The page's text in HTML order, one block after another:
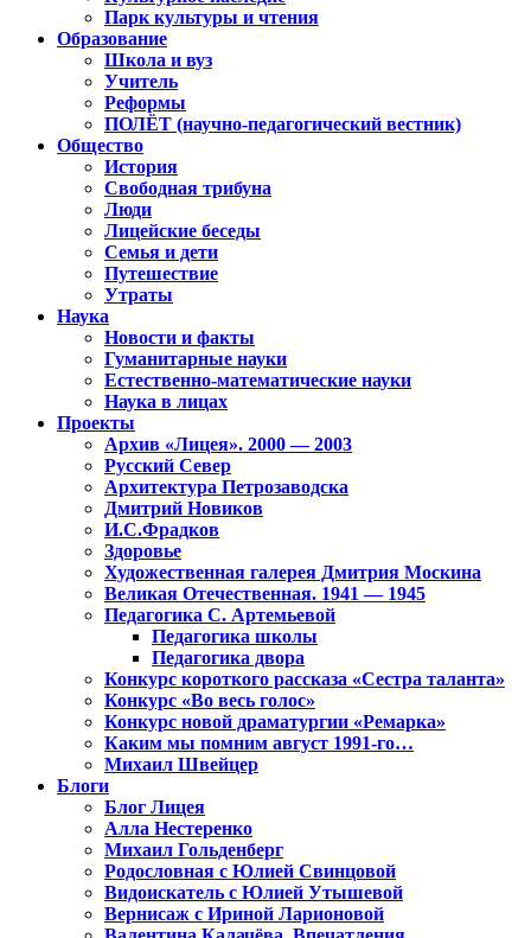
Парк культуры и чтения
Образование
Школа и вуз
Учитель
Реформы
ПОЛЁТ (научно-педагогический вестник)
Общество
История
Свободная трибуна
Люди
Лицейские беседы
Семья и дети
Путешествие
Утраты
Наука
Новости и факты
Гуманитарные науки
Естественно-математические науки
Наука в лицах
Проекты
Архив «Лицея». 2000 — 2003
Русский Север
Архитектура Петрозаводска
Дмитрий Новиков
И.С.Фрадков
Здоровье
Художественная галерея Дмитрия Москина
Великая Отечественная. 1941 — 1945
Педагогика С. Артемьевой
Педагогика школы
Педагогика двора
Конкурс короткого рассказа «Сестра таланта»
Конкурс «Во весь голос»
Конкурс новой драматургии «Ремарка»
Каким мы помним август 1991-го…
Михаил Швейцер
Блоги
Блог Лицея
Алла Нестеренко
Михаил Гольденберг
Родословная с Юлией Свинцовой
Видоискатель с Юлией Утышевой
Вернисаж с Ириной Ларионовой